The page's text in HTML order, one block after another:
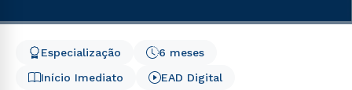
Início Imediato
6 meses
Especialização
EAD Digital